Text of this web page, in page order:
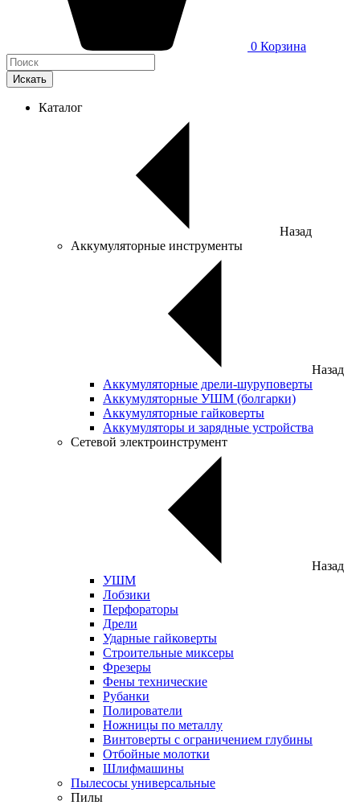
0 Корзина
Искать
Каталог
Назад
Аккумуляторные инструменты
Назад
Аккумуляторные дрели-шуруповерты
Аккумуляторные УШМ (болгарки)
Аккумуляторные гайковерты
Аккумуляторы и зарядные устройства
Сетевой электроинструмент
Назад
УШМ
Лобзики
Перфораторы
Дрели
Ударные гайковерты
Строительные миксеры
Фрезеры
Фены технические
Рубанки
Полирователи
Ножницы по металлу
Винтоверты с ограничением глубины
Отбойные молотки
Шлифмашины
Пылесосы универсальные
Пилы